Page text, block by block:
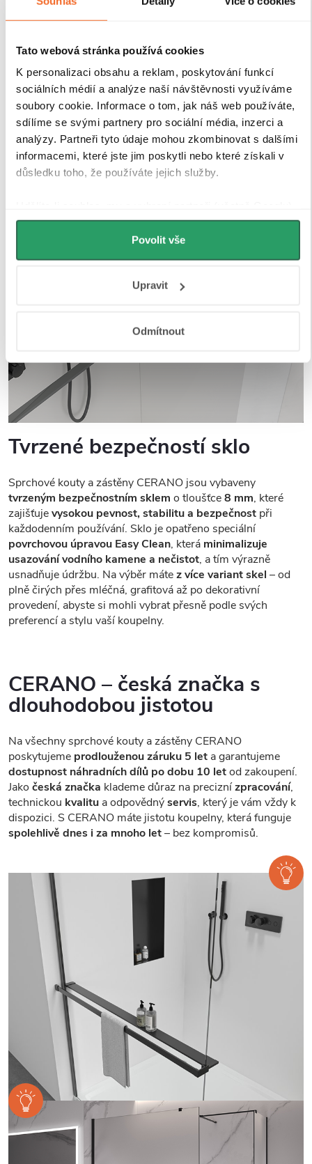
Tato webová stránka používá cookies
K personalizaci obsahu a reklam, poskytování funkcí
sociálních médií a analýze naší návštěvnosti využíváme
soubory cookie. Informace o tom, jak náš web používáte,
sdílíme se svými partnery pro sociální média, inzerci a
analýzy. Partneři tyto údaje mohou zkombinovat s dalšími
informacemi, které jste jim poskytli nebo které získali v
důsledku toho, že používáte jejich služby.
můžeme používat cookies pro analytiku a
personalizovanou reklamu. Jak Google zpracovává
osobní údaje najdete na stránkách
Povolit vše
Upravit
Odmítnout
Tvrzené bezpečností sklo
Sprchové kouty a zástěny CERANO jsou vybaveny
tvrzeným bezpečnostním sklem o tloušťce8 mm, které
zajišťujevysokou pevnost, stabilitu a bezpečnost při
každodenním používání. Sklo je opatřeno speciální
povrchovou úpravou Easy Clean, která minimalizuje
usazování vodního kamene a nečistot, a tím výrazně
usnadňuje údržbu. Na výběr mátez více variant skel – od
plně čirých přes mléčná, grafitová až po dekorativní
provedení, abyste si mohli vybrat přesně podle svých
preferencí a stylu vaší koupelny.
CERANO – česká značka s
dlouhodobou jistotou
Na všechny sprchové kouty a zástěny CERANO
poskytujeme prodlouženou záruku 5 let a garantujeme
dostupnost náhradních dílů po dobu 10 letod zakoupení.
Jako česká značka klademe důraz na preciznízpracování,
technickou kvalitu a odpovědnýservis, který je vám vždy k
dispozici. S CERANO máte jistotu koupelny, která funguje
spolehlivě dnes i za mnoho let– bez kompromisů.